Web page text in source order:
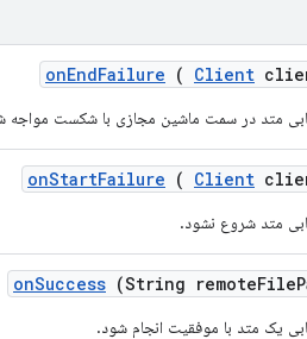
onEndFailure ( Client
متد در سمت ماشین مجازی با شکست مواجه
onStartFailure ( Client
متد شروع نشود.
onSuccess (String remoteFile
یک متد با موفقیت انجام شود.